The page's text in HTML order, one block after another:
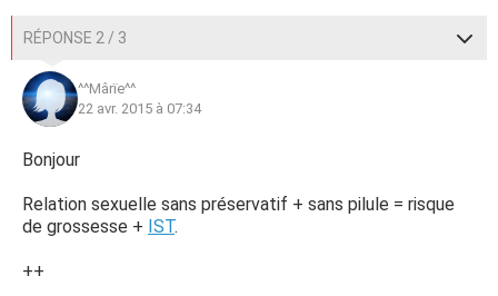
RÉPONSE 2 / 3
^^Mârïe^^
22 avr. 2015 à 07:34
Bonjour
Relation sexuelle sans préservatif + sans pilule = risque
de grossesse + IST.
++